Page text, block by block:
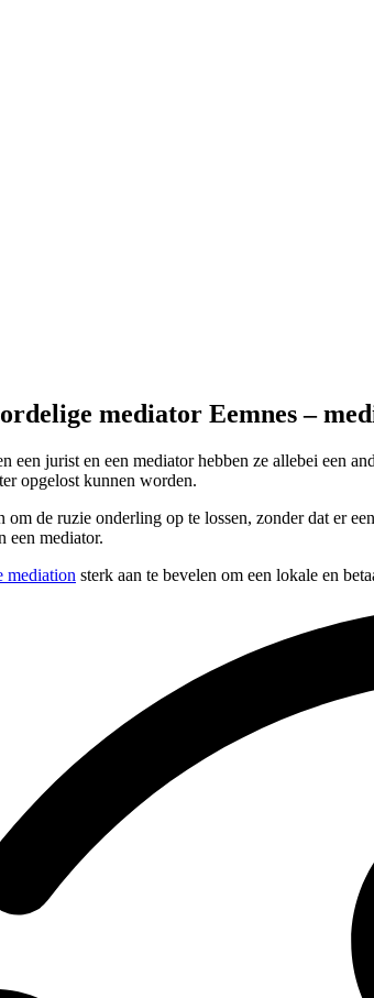
mediator Eemnes –
een jurist en een mediator hebben ze allebei een
opgelost kunnen worden.
om de ruzie onderling op te lossen, zonder dat er
een mediator.
mediation sterk aan te bevelen om een lokale en